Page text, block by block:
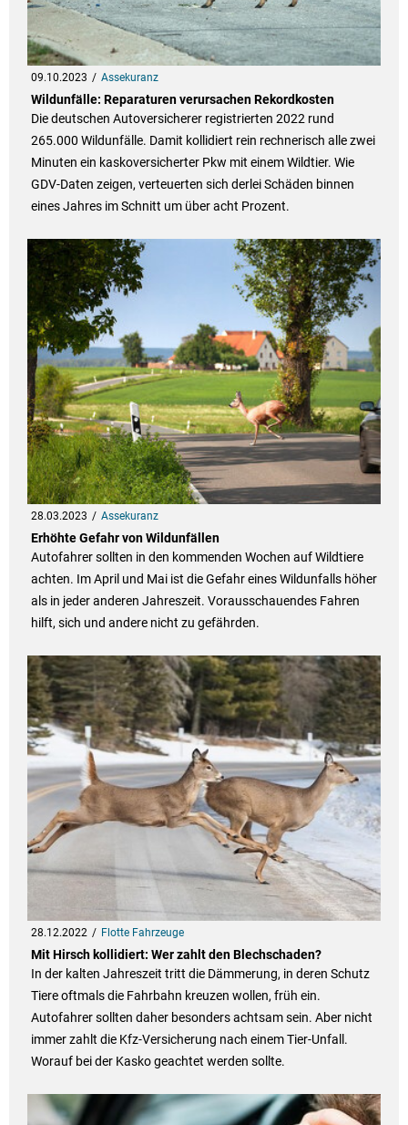
09.10.2023 Assekuranz
Wildunfälle: Reparaturen verursachen Rekordkosten
Die deutschen Autoversicherer registrierten 2022 rund
265.000 Wildunfälle. Damit kollidiert rein rechnerisch alle zwei
Minuten ein kaskoversicherter Pkw mit einem Wildtier. Wie
GDV-Daten zeigen, verteuerten sich derlei Schäden binnen
eines Jahres im Schnitt um über acht Prozent.
28.03.2023 Assekuranz
Erhöhte Gefahr von Wildunfällen
Autofahrer sollten in den kommenden Wochen auf Wildtiere
achten. Im April und Mai ist die Gefahr eines Wildunfalls höher
als in jeder anderen Jahreszeit. Vorausschauendes Fahren
hilft, sich und andere nicht zu gefährden.
28.12.2022 Flotte Fahrzeuge
Mit Hirsch kollidiert: Wer zahlt den Blechschaden?
In der kalten Jahreszeit tritt die Dämmerung, in deren Schutz
Tiere oftmals die Fahrbahn kreuzen wollen, früh ein.
Autofahrer sollten daher besonders achtsam sein. Aber nicht
immer zahlt die Kfz-Versicherung nach einem Tier-Unfall.
Worauf bei der Kasko geachtet werden sollte.